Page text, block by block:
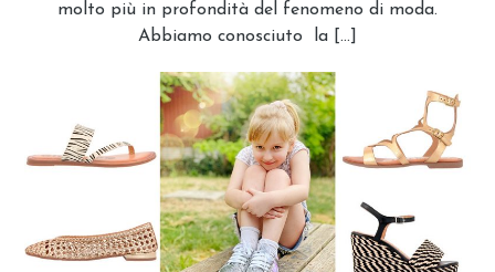
molto più in profondità del fenomeno di moda.
Abbiamo conosciuto la […]